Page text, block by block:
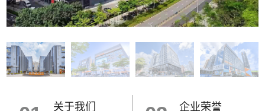
关于我们 企业荣誉